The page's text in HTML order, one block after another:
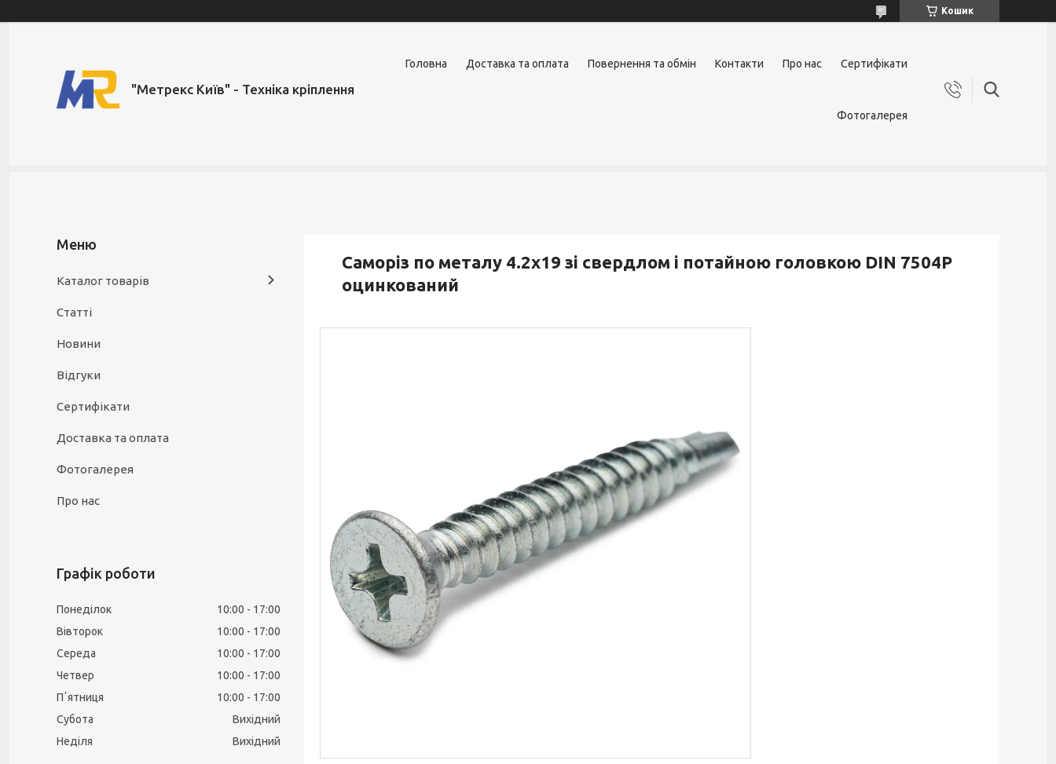
Кошик
"Метрекс Київ" - Техніка кріплення
Головна Доставка та оплата Повернення та обмін Контакти Про нас Сертифікати
Фотогалерея
Саморіз по металу 4.2х19 зі свердлом і потайною головкою DIN 7504P
оцинкований
Каталог товарів
Статті
Новини
Відгуки
Сертифікати
Доставка та оплата
Фотогалерея
Про нас
Графік роботи
Понеділок 10:00
17:00
Вівторок
10:00
17:00
Середа
10:00
17:00
Четвер
10:00
17:00
Пʼятниця
10:00
17:00
Субота
Вихідний
Неділя
Вихідний